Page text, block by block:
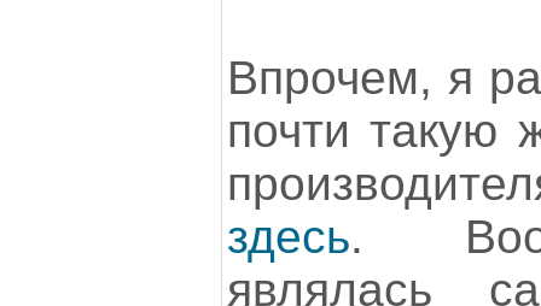
Впрочем, я
почти такую
здесь.
являлась